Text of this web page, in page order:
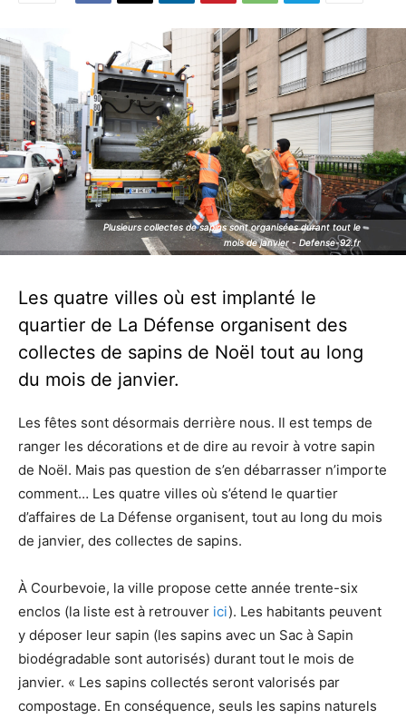
Plusieurs collectes de sapins sont organisées durant tout le
mois de janvier - Defense-92.fr
Plusieurs collectes de sapins sont organisées durant tout le
mois de janvier - Defense-92.fr
Les quatre villes où est implanté le
quartier de La Défense organisent des
collectes de sapins de Noël tout au long
du mois de janvier.
Les fêtes sont désormais derrière nous. Il est temps de
ranger les décorations et de dire au revoir à votre sapin
de Noël. Mais pas question de s’en débarrasser n’importe
comment… Les quatre villes où s’étend le quartier
d’affaires de La Défense organisent, tout au long du mois
de janvier, des collectes de sapins.
À Courbevoie, la ville propose cette année trente-six
enclos (la liste est à retrouver ici). Les habitants peuvent
y déposer leur sapin (les sapins avec un Sac à Sapin
biodégradable sont autorisés) durant tout le mois de
janvier. « Les sapins collectés seront valorisés par
compostage. En conséquence, seuls les sapins naturels